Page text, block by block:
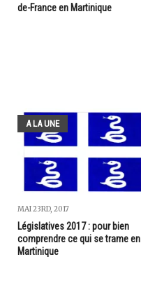
de-France en Martinique
A LA UNE
MAI 23RD, 2017
Législatives 2017 : pour bien
comprendre ce qui se trame en
Martinique